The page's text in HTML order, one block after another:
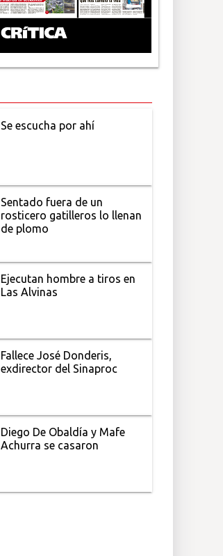
Se escucha por ahí
Sentado fuera de un
rosticero gatilleros lo llenan
de plomo
Ejecutan hombre a tiros en
Las Alvinas
Fallece José Donderis,
exdirector del Sinaproc
Diego De Obaldía y Mafe
Achurra se casaron